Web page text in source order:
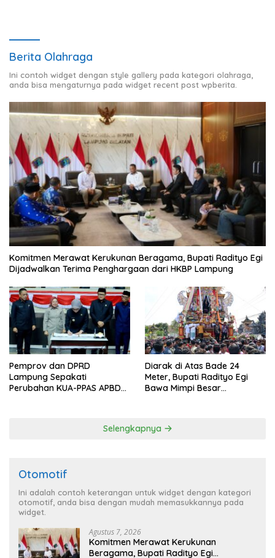
Berita Olahraga
Ini contoh widget dengan style gallery pada kategori olahraga,
anda bisa mengaturnya pada widget recent post wpberita.
Komitmen Merawat Kerukunan Beragama, Bupati Radityo Egi
Dijadwalkan Terima Penghargaan dari HKBP Lampung
Pemprov dan DPRD
Lampung Sepakati
Perubahan KUA-PPAS APBD
Diarak di Atas Bade 24
Meter, Bupati Radityo Egi
Bawa Mimpi Besar
Selengkapnya
Otomotif
Ini adalah contoh keterangan untuk widget dengan kategori
otomotif, anda bisa dengan mudah memasukkannya pada
widget.
Agustus 7, 2026
Komitmen Merawat Kerukunan
Beragama, Bupati Radityo Egi